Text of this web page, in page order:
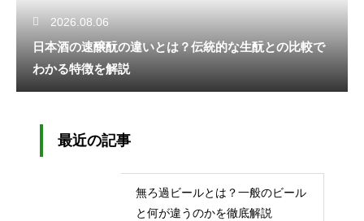
2026.08.06
日本酒の速醸酛の違いとは？伝統的な生酛との比較で
わかる特徴を解説
最近の記事
無ろ過ビールとは？一般のビール
と何が違うのかを徹底解説